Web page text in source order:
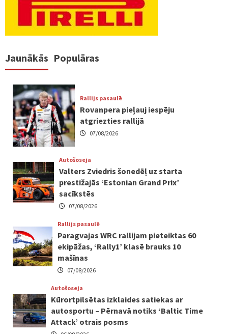
Jaunākās Populāras
Rallijs pasaulē
Rovanpera pieļauj iespēju
atgriezties rallijā
07/08/2026
Autošoseja
Valters Zviedris šonedēļ uz starta
prestižajās ‘Estonian Grand Prix’
sacīkstēs
07/08/2026
Rallijs pasaulē
Paragvajas WRC rallijam pieteiktas 60
ekipāžas, ‘Rally1’ klasē brauks 10
mašīnas
07/08/2026
Autošoseja
Kūrortpilsētas izklaides satiekas ar
autosportu – Pērnavā notiks ‘Baltic Time
Attack’ otrais posms